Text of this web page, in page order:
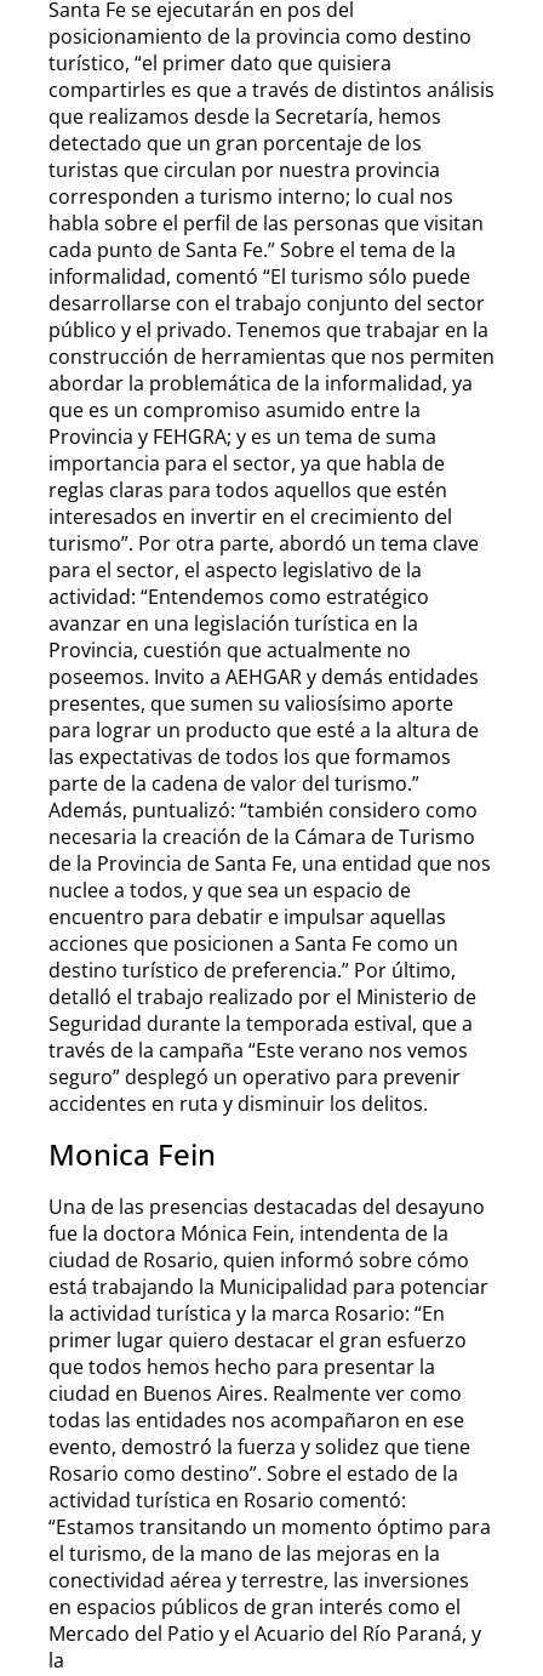
Santa Fe se ejecutarán en pos del
posicionamiento de la provincia como destino
turístico, “el primer dato que quisiera
compartirles es que a través de distintos análisis
que realizamos desde la Secretaría, hemos
detectado que un gran porcentaje de los
turistas que circulan por nuestra provincia
corresponden a turismo interno; lo cual nos
habla sobre el perfil de las personas que visitan
cada punto de Santa Fe.” Sobre el tema de la
informalidad, comentó “El turismo sólo puede
desarrollarse con el trabajo conjunto del sector
público y el privado. Tenemos que trabajar en la
construcción de herramientas que nos permiten
abordar la problemática de la informalidad, ya
que es un compromiso asumido entre la
Provincia y FEHGRA; y es un tema de suma
importancia para el sector, ya que habla de
reglas claras para todos aquellos que estén
interesados en invertir en el crecimiento del
turismo”. Por otra parte, abordó un tema clave
para el sector, el aspecto legislativo de la
actividad: “Entendemos como estratégico
avanzar en una legislación turística en la
Provincia, cuestión que actualmente no
poseemos. Invito a AEHGAR y demás entidades
presentes, que sumen su valiosísimo aporte
para lograr un producto que esté a la altura de
las expectativas de todos los que formamos
parte de la cadena de valor del turismo.”
Además, puntualizó: “también considero como
necesaria la creación de la Cámara de Turismo
de la Provincia de Santa Fe, una entidad que nos
nuclee a todos, y que sea un espacio de
encuentro para debatir e impulsar aquellas
acciones que posicionen a Santa Fe como un
destino turístico de preferencia.” Por último,
detalló el trabajo realizado por el Ministerio de
Seguridad durante la temporada estival, que a
través de la campaña “Este verano nos vemos
seguro” desplegó un operativo para prevenir
accidentes en ruta y disminuir los delitos.
Monica Fein
Una de las presencias destacadas del desayuno
fue la doctora Mónica Fein, intendenta de la
ciudad de Rosario, quien informó sobre cómo
está trabajando la Municipalidad para potenciar
la actividad turística y la marca Rosario: “En
primer lugar quiero destacar el gran esfuerzo
que todos hemos hecho para presentar la
ciudad en Buenos Aires. Realmente ver como
todas las entidades nos acompañaron en ese
evento, demostró la fuerza y solidez que tiene
Rosario como destino”. Sobre el estado de la
actividad turística en Rosario comentó:
“Estamos transitando un momento óptimo para
el turismo, de la mano de las mejoras en la
conectividad aérea y terrestre, las inversiones
en espacios públicos de gran interés como el
Mercado del Patio y el Acuario del Río Paraná, y
la